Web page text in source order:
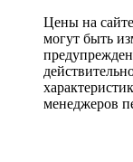
Цены на
могут быть
менеджеров